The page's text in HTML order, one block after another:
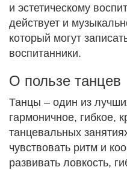
и эстетическому
действует и
который могут
воспитанники.
О пользе танцев
Танцы – один из
гармоничное, гибкое,
танцевальных
чувствовать ритм и
развивать ловкость,